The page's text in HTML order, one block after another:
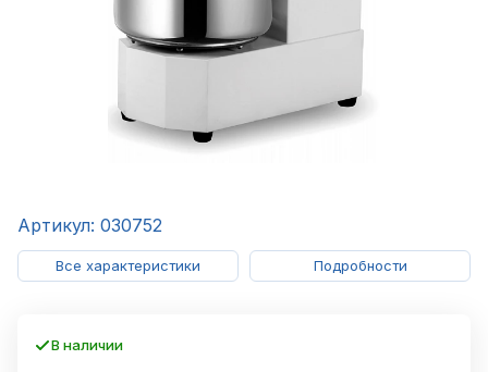
Артикул: 030752
Все характеристики Подробности
В наличии